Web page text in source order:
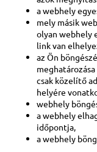
a webhely
mely másik
olyan webhely
link van
az Ön
csak közelítő
helyére
webhely
a webhely
időpontja,
a webhely